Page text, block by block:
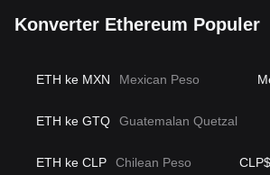
Konverter Ethereum Populer
ETH ke MXN Mexican Peso
ETH ke GTQ Guatemalan Quetzal
ETH ke CLP Chilean Peso